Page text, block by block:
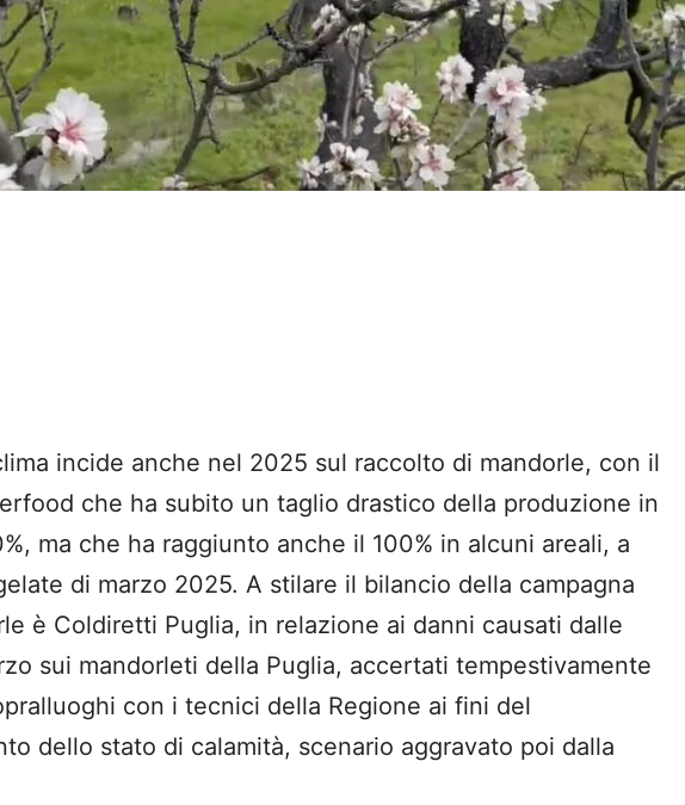
incide anche nel 2025 sul raccolto di mandorle, con il
che ha subito un taglio drastico della produzione in
ma che ha raggiunto anche il 100% in alcuni areali, a
di marzo 2025. A stilare il bilancio della campagna
è Coldiretti Puglia, in relazione ai danni causati dalle
sui mandorleti della Puglia, accertati tempestivamente
con i tecnici della Regione ai fini del
dello stato di calamità, scenario aggravato poi dalla